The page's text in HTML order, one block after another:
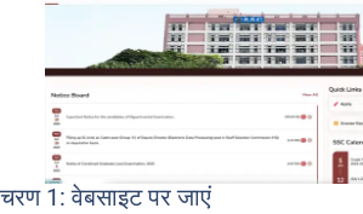
चरण 1: वेबसाइट पर जाएं